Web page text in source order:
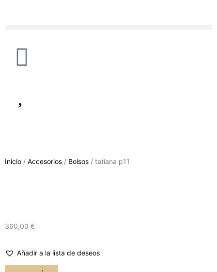
Inicio / Accesorios / Bolsos / tatiana p11
360,00 €
Añadir a la lista de deseos